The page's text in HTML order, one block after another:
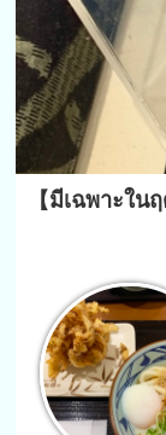
【มีเฉพาะใ